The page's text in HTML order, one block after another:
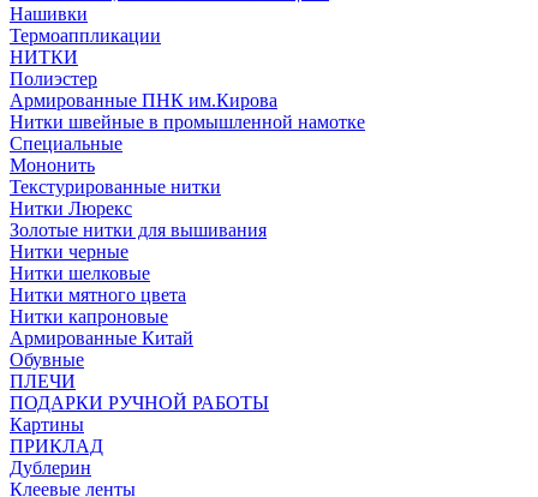
Нашивки
Термоаппликации
НИТКИ
Полиэстер
Армированные ПНК им.Кирова
Нитки швейные в промышленной намотке
Специальные
Мононить
Текстурированные нитки
Нитки Люрекс
Золотые нитки для вышивания
Нитки черные
Нитки шелковые
Нитки мятного цвета
Нитки капроновые
Армированные Китай
Обувные
ПЛЕЧИ
ПОДАРКИ РУЧНОЙ РАБОТЫ
Картины
ПРИКЛАД
Дублерин
Клеевые ленты